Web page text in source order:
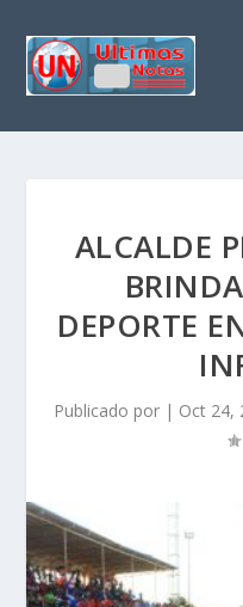
ALCALDE
DEPORTE
Publicado por | Oct 24,